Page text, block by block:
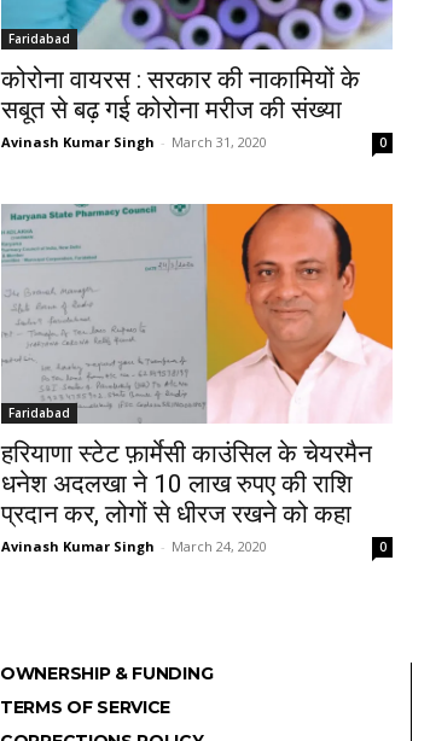
Faridabad
कोरोना वायरस : सरकार की नाकामियों के
सबूत से बढ़ गई कोरोना मरीज की संख्या
Avinash Kumar Singh - March 31, 2020 0
Faridabad
हरियाणा स्टेट फ़ार्मेसी काउंसिल के चेयरमैन
धनेश अदलखा ने 10 लाख रुपए की राशि
प्रदान कर, लोगों से धीरज रखने को कहा
Avinash Kumar Singh - March 24, 2020 0
OWNERSHIP & FUNDING
TERMS OF SERVICE